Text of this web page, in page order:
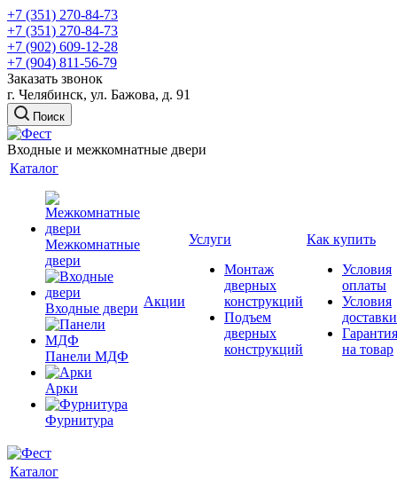
+7 (351) 270-84-73
+7 (351) 270-84-73
+7 (902) 609-12-28
+7 (904) 811-56-79
Заказать звонок
г. Челябинск, ул. Бажова, д. 91
Поиск
Входные и межкомнатные двери
Каталог
Межкомнатные
двери
Входные двери
Панели МДФ
Арки
Фурнитура
Акции
Услуги
Монтаж
дверных
конструкций
Подъем
дверных
конструкций
Как купить
Условия
оплаты
Условия
доставки
Гарантия
на товар
Каталог